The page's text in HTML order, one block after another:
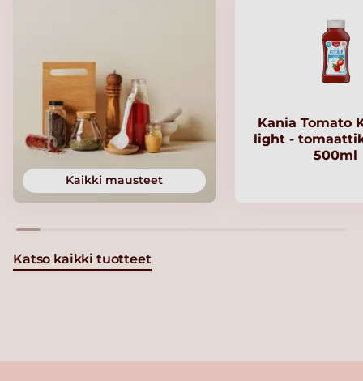
Kaikki mausteet
Kania Tomato
light -
500ml
Katso kaikki tuotteet